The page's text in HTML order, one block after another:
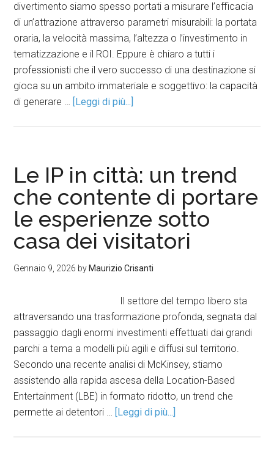
divertimento siamo spesso portati a misurare l’efficacia
di un’attrazione attraverso parametri misurabili: la portata
oraria, la velocità massima, l’altezza o l’investimento in
tematizzazione e il ROI. Eppure è chiaro a tutti i
professionisti che il vero successo di una destinazione si
gioca su un ambito immateriale e soggettivo: la capacità
di generare … [Leggi di più...]
Le IP in città: un trend
che contente di portare
le esperienze sotto
casa dei visitatori
Gennaio 9, 2026 by Maurizio Crisanti
Il settore del tempo libero sta
attraversando una trasformazione profonda, segnata dal
passaggio dagli enormi investimenti effettuati dai grandi
parchi a tema a modelli più agili e diffusi sul territorio.
Secondo una recente analisi di McKinsey, stiamo
assistendo alla rapida ascesa della Location-Based
Entertainment (LBE) in formato ridotto, un trend che
permette ai detentori … [Leggi di più...]